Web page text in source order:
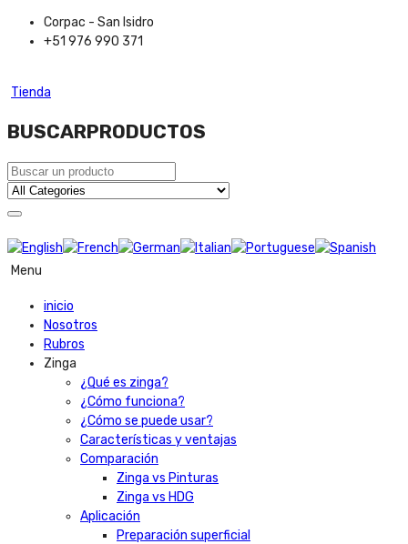
Corpac - San Isidro
+51 976 990 371
Tienda
BUSCARPRODUCTOS
Menu
inicio
Nosotros
Rubros
Zinga
¿Qué es zinga?
¿Cómo funciona?
¿Cómo se puede usar?
Características y ventajas
Comparación
Zinga vs Pinturas
Zinga vs HDG
Aplicación
Preparación superficial